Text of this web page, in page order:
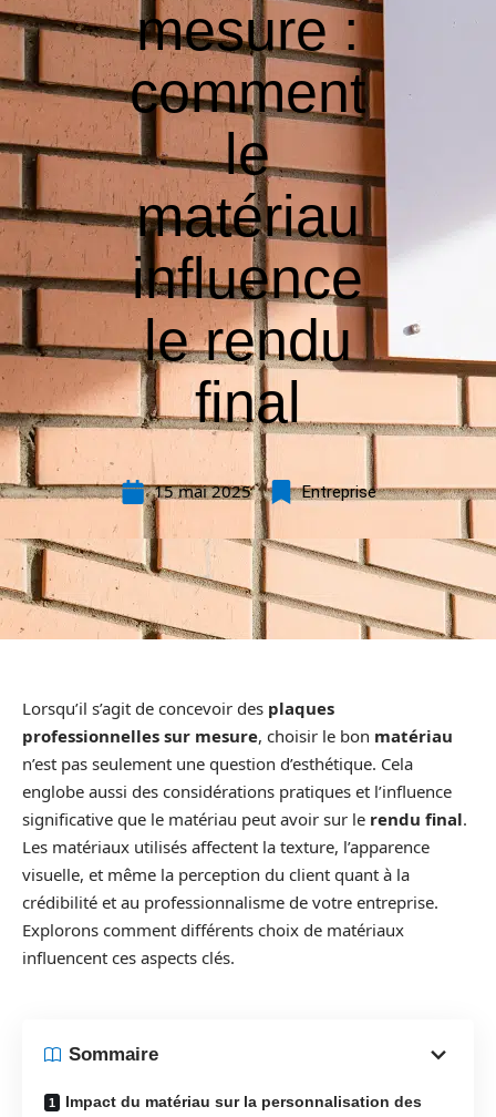
mesure :
comment
le
matériau
influence
le rendu
final
15 mai 2025 Entreprise
Lorsqu’il s’agit de concevoir des plaques
professionnelles sur mesure, choisir le bon matériau
n’est pas seulement une question d’esthétique. Cela
englobe aussi des considérations pratiques et l’influence
significative que le matériau peut avoir sur le rendu final.
Les matériaux utilisés affectent la texture, l’apparence
visuelle, et même la perception du client quant à la
crédibilité et au professionnalisme de votre entreprise.
Explorons comment différents choix de matériaux
influencent ces aspects clés.
Sommaire
Impact du matériau sur la personnalisation des